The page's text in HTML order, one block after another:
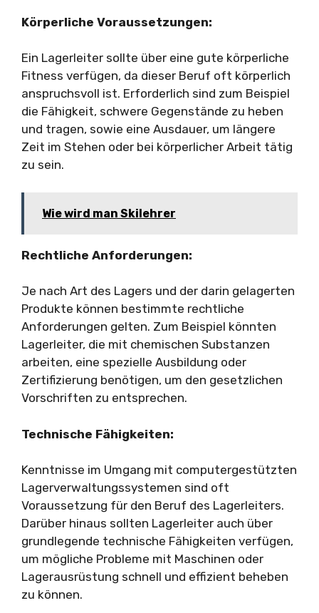
Körperliche Voraussetzungen:
Ein Lagerleiter sollte über eine gute körperliche
Fitness verfügen, da dieser Beruf oft körperlich
anspruchsvoll ist. Erforderlich sind zum Beispiel
die Fähigkeit, schwere Gegenstände zu heben
und tragen, sowie eine Ausdauer, um längere
Zeit im Stehen oder bei körperlicher Arbeit tätig
zu sein.
Wie wird man Skilehrer
Rechtliche Anforderungen:
Je nach Art des Lagers und der darin gelagerten
Produkte können bestimmte rechtliche
Anforderungen gelten. Zum Beispiel könnten
Lagerleiter, die mit chemischen Substanzen
arbeiten, eine spezielle Ausbildung oder
Zertifizierung benötigen, um den gesetzlichen
Vorschriften zu entsprechen.
Technische Fähigkeiten:
Kenntnisse im Umgang mit computergestützten
Lagerverwaltungssystemen sind oft
Voraussetzung für den Beruf des Lagerleiters.
Darüber hinaus sollten Lagerleiter auch über
grundlegende technische Fähigkeiten verfügen,
um mögliche Probleme mit Maschinen oder
Lagerausrüstung schnell und effizient beheben
zu können.